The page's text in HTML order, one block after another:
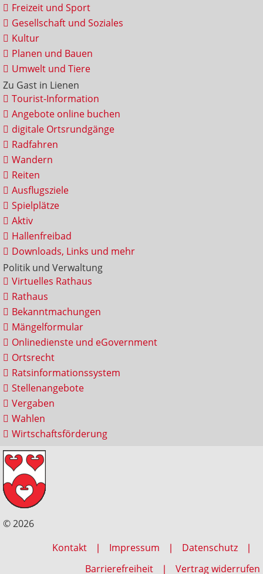
Freizeit und Sport
Gesellschaft und Soziales
Kultur
Planen und Bauen
Umwelt und Tiere
Zu Gast in Lienen
Tourist-Information
Angebote online buchen
digitale Ortsrundgänge
Radfahren
Wandern
Reiten
Ausflugsziele
Spielplätze
Aktiv
Hallenfreibad
Downloads, Links und mehr
Politik und Verwaltung
Virtuelles Rathaus
Rathaus
Bekanntmachungen
Mängelformular
Onlinedienste und eGovernment
Ortsrecht
Ratsinformationssystem
Stellenangebote
Vergaben
Wahlen
Wirtschaftsförderung
© 2026
Kontakt
Impressum
Datenschutz
Barrierefreiheit
Vertrag widerrufen